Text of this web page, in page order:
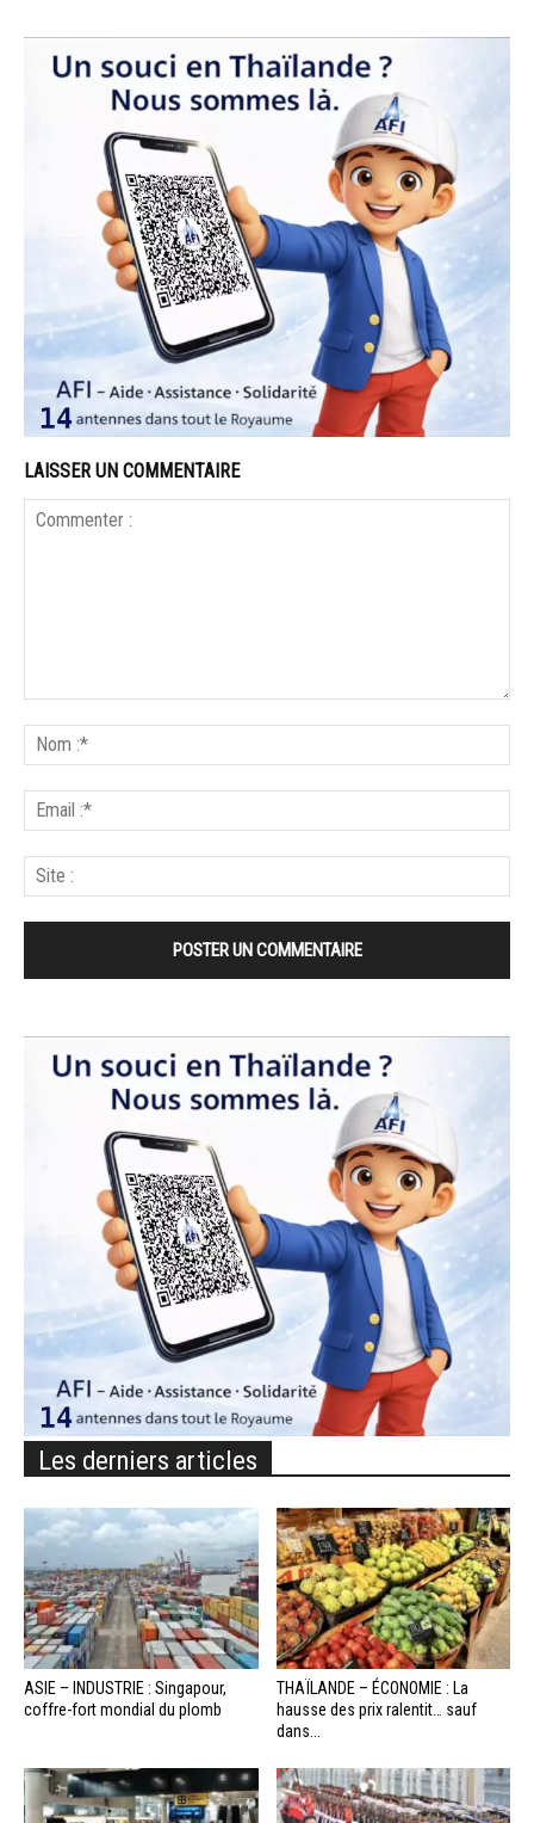
LAISSER UN COMMENTAIRE
Les derniers articles
ASIE – INDUSTRIE : Singapour,
coffre-fort mondial du plomb
THAÏLANDE – ÉCONOMIE : La
hausse des prix ralentit… sauf
dans...